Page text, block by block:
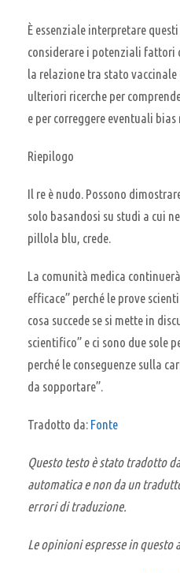
È essenziale interpretare
considerare i potenziali fattori
la relazione tra stato
ulteriori ricerche per
e per correggere eventuali
Riepilogo
Il re è nudo. Possono
solo basandosi su studi a cui
pillola blu, crede.
La comunità medica
efficace” perché le prove
cosa succede se si mette in
scientifico” e ci sono due sole
perché le conseguenze sulla
da sopportare”.
Tradotto da: Fonte
Questo testo è stato tradotto
automatica e non da un
errori di traduzione.
Le opinioni espresse in questo